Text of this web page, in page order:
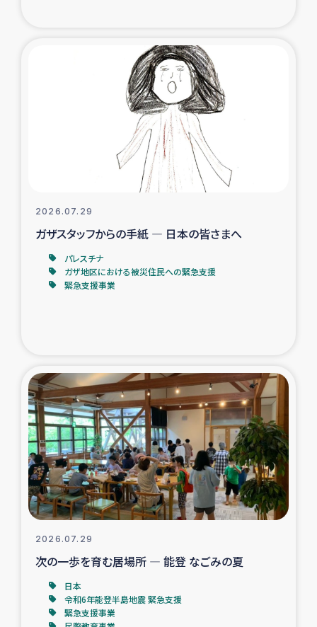
仮設住宅生活支援・農業復興支援
漁業復興支援
インターン・ボランティア日誌
経済自立支援事業
ガザ空爆被災者への食料支援と農家生産支援
ガザ地区における羊の畜産支援
ガザ地区酪農を通した女性グループの生計支援
ふりかけ普及と食生活改善による栄養改善事業
フェアトレード事業
緊急支援事業
女性の生計向上を通じた子どもの栄養改善事業
2026.07.29
ガザスタッフからの手紙 ― 日本の皆さまへ
パレスチナ
ガザ地区における被災住民への緊急支援
緊急支援事業
2026.07.29
次の一歩を育む居場所 ― 能登 なごみの夏
日本
令和6年能登半島地震 緊急支援
緊急支援事業